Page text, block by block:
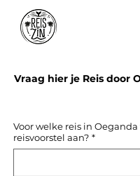
Vraag hier je Reis door
Voor welke reis in
reisvoorstel aan? *